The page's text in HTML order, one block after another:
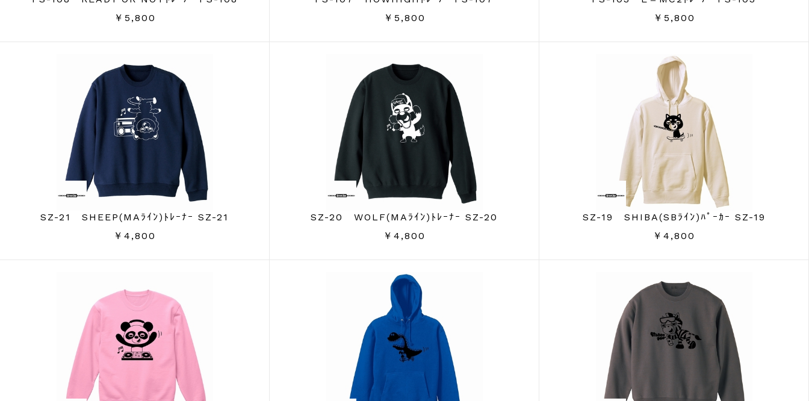
￥5,800
￥5,800
￥5,800
SZ-21 SHEEP(MAﾗｲﾝ)ﾄﾚｰﾅｰ SZ-21
￥4,800
SZ-20 WOLF(MAﾗｲﾝ)ﾄﾚｰﾅｰ SZ-20
￥4,800
SZ-19 SHIBA(SBﾗｲﾝ)ﾊﾟｰｶｰ SZ-19
￥4,800